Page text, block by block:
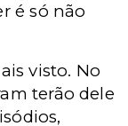
é só não
visto. No
terão dele